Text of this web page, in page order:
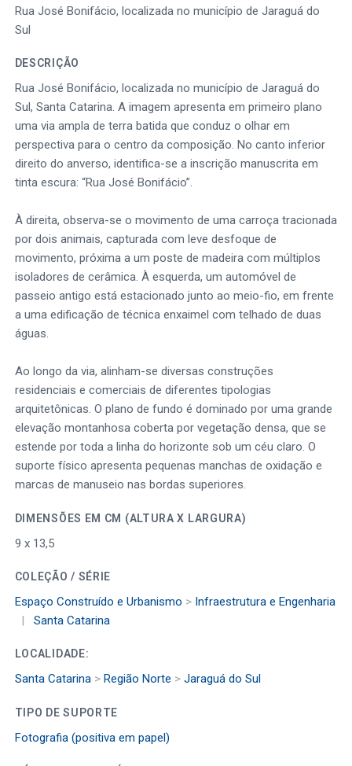
Rua José Bonifácio, localizada no município de Jaraguá do
Sul
DESCRIÇÃO
Rua José Bonifácio, localizada no município de Jaraguá do
Sul, Santa Catarina. A imagem apresenta em primeiro plano
uma via ampla de terra batida que conduz o olhar em
perspectiva para o centro da composição. No canto inferior
direito do anverso, identifica-se a inscrição manuscrita em
tinta escura: “Rua José Bonifácio”.
À direita, observa-se o movimento de uma carroça tracionada
por dois animais, capturada com leve desfoque de
movimento, próxima a um poste de madeira com múltiplos
isoladores de cerâmica. À esquerda, um automóvel de
passeio antigo está estacionado junto ao meio-fio, em frente
a uma edificação de técnica enxaimel com telhado de duas
águas.
Ao longo da via, alinham-se diversas construções
residenciais e comerciais de diferentes tipologias
arquitetônicas. O plano de fundo é dominado por uma grande
elevação montanhosa coberta por vegetação densa, que se
estende por toda a linha do horizonte sob um céu claro. O
suporte físico apresenta pequenas manchas de oxidação e
marcas de manuseio nas bordas superiores.
DIMENSÕES EM CM (ALTURA X LARGURA)
9 x 13,5
COLEÇÃO / SÉRIE
Espaço Construído e Urbanismo > Infraestrutura e Engenharia
|
Santa Catarina
LOCALIDADE:
Santa Catarina> Região Norte > Jaraguá do Sul
TIPO DE SUPORTE
Fotografia (positiva em papel)